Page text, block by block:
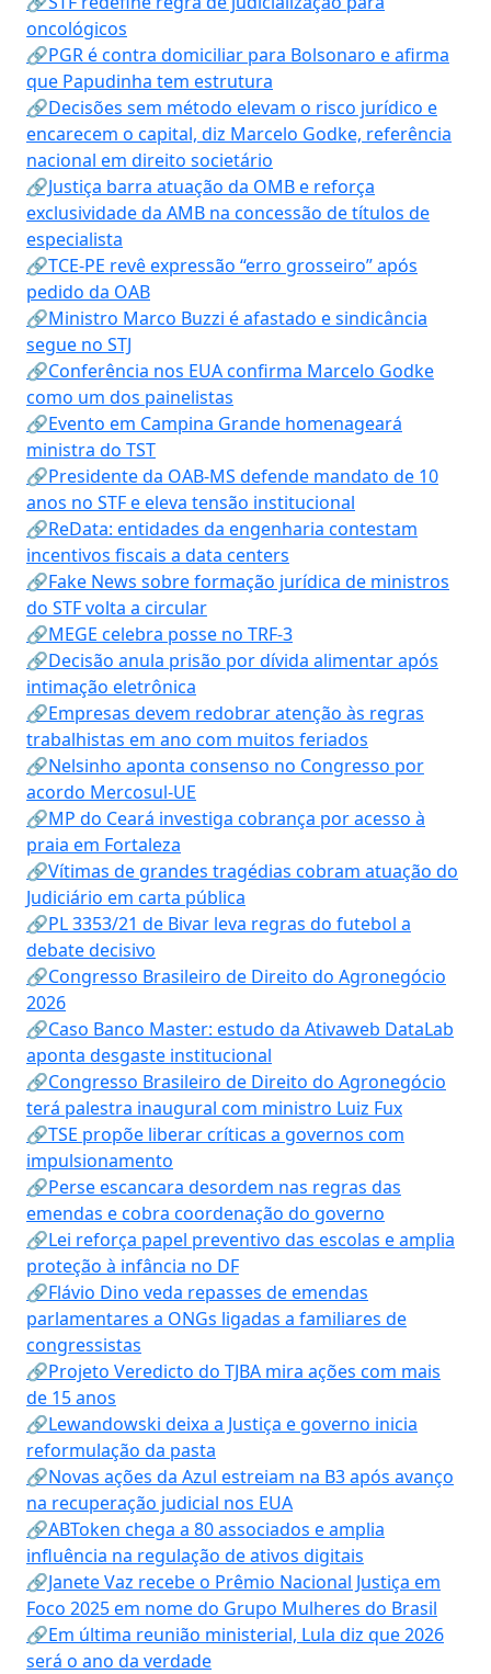
oncológicos
🔗PGR é contra domiciliar para Bolsonaro e afirma
que Papudinha tem estrutura
🔗Decisões sem método elevam o risco jurídico e
encarecem o capital, diz Marcelo Godke, referência
nacional em direito societário
🔗Justiça barra atuação da OMB e reforça
exclusividade da AMB na concessão de títulos de
especialista
🔗TCE-PE revê expressão “erro grosseiro” após
pedido da OAB
🔗Ministro Marco Buzzi é afastado e sindicância
segue no STJ
🔗Conferência nos EUA confirma Marcelo Godke
como um dos painelistas
🔗Evento em Campina Grande homenageará
ministra do TST
🔗Presidente da OAB-MS defende mandato de 10
anos no STF e eleva tensão institucional
🔗ReData: entidades da engenharia contestam
incentivos fiscais a data centers
🔗Fake News sobre formação jurídica de ministros
do STF volta a circular
🔗MEGE celebra posse no TRF-3
🔗Decisão anula prisão por dívida alimentar após
intimação eletrônica
🔗Empresas devem redobrar atenção às regras
trabalhistas em ano com muitos feriados
🔗Nelsinho aponta consenso no Congresso por
acordo Mercosul-UE
🔗MP do Ceará investiga cobrança por acesso à
praia em Fortaleza
🔗Vítimas de grandes tragédias cobram atuação do
Judiciário em carta pública
🔗PL 3353/21 de Bivar leva regras do futebol a
debate decisivo
🔗Congresso Brasileiro de Direito do Agronegócio
2026
🔗Caso Banco Master: estudo da Ativaweb DataLab
aponta desgaste institucional
🔗Congresso Brasileiro de Direito do Agronegócio
terá palestra inaugural com ministro Luiz Fux
🔗TSE propõe liberar críticas a governos com
impulsionamento
🔗Perse escancara desordem nas regras das
emendas e cobra coordenação do governo
🔗Lei reforça papel preventivo das escolas e amplia
proteção à infância no DF
🔗Flávio Dino veda repasses de emendas
parlamentares a ONGs ligadas a familiares de
congressistas
🔗Projeto Veredicto do TJBA mira ações com mais
de 15 anos
🔗Lewandowski deixa a Justiça e governo inicia
reformulação da pasta
🔗Novas ações da Azul estreiam na B3 após avanço
na recuperação judicial nos EUA
🔗ABToken chega a 80 associados e amplia
influência na regulação de ativos digitais
🔗Janete Vaz recebe o Prêmio Nacional Justiça em
Foco 2025 em nome do Grupo Mulheres do Brasil
🔗Em última reunião ministerial, Lula diz que 2026
será o ano da verdade